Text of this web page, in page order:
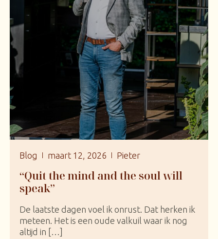
Blog maart 12, 2026 Pieter
“Quit the mind and the soul will
speak”
De laatste dagen voel ik onrust. Dat herken ik
meteen. Het is een oude valkuil waar ik nog
altijd in […]